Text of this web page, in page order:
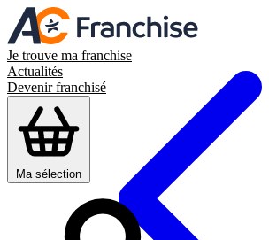
Je trouve ma franchise
Actualités
Devenir franchisé
Ma sélection